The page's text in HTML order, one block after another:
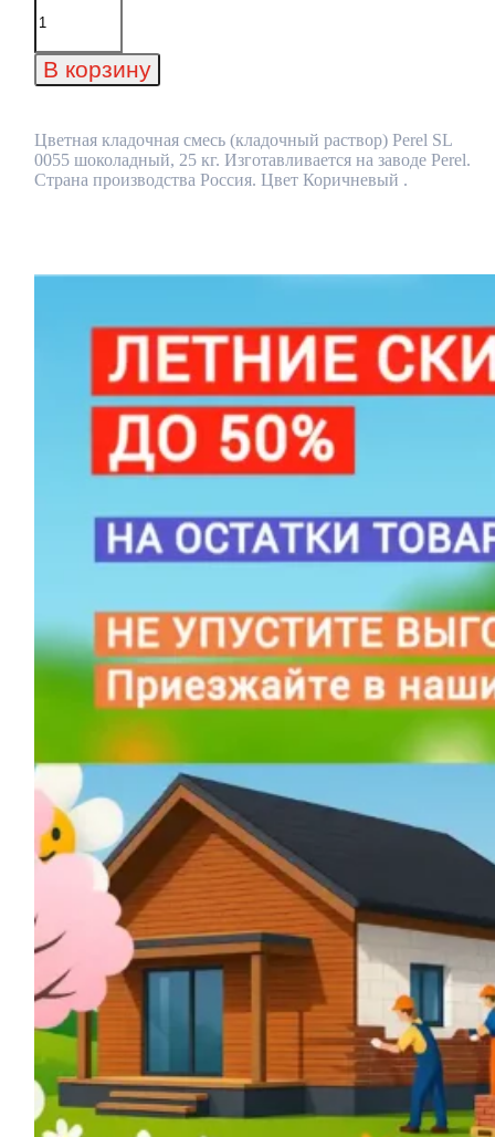
товара
кладочная
смесь
Perel
SL
0055
В корзину
Цветная кладочная смесь (кладочный раствор) Perel SL
0055 шоколадный, 25 кг. Изготавливается на заводе Perel.
Страна производства Россия. Цвет Коричневый .